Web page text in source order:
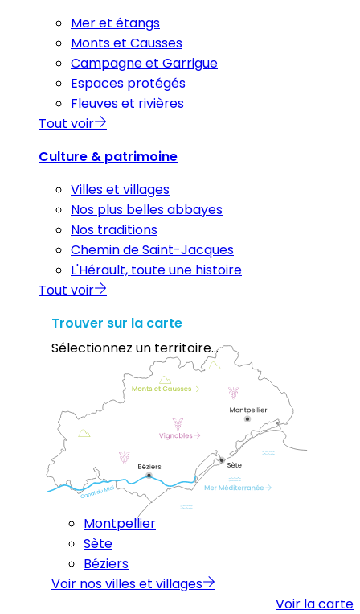
Mer et étangs
Monts et Causses
Campagne et Garrigue
Espaces protégés
Fleuves et rivières
Tout voir
Culture & patrimoine
Villes et villages
Nos plus belles abbayes
Nos traditions
Chemin de Saint-Jacques
L'Hérault, toute une histoire
Tout voir
Trouver sur la carte
Sélectionnez un territoire...
Montpellier
Sète
Béziers
Voir nos villes et villages
Voir la carte